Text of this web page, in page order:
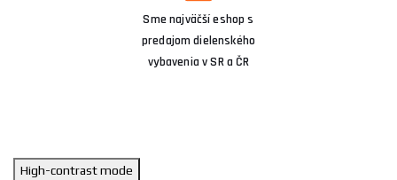
Sme najväčší eshop s
predajom dielenského
vybavenia v SR a ČR
High-contrast mode